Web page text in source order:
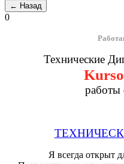
0
Технические
работы
Я всегда открыт